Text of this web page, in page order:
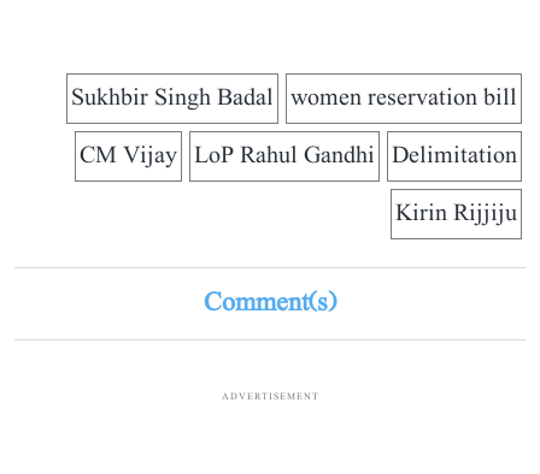
women reservation bill
Sukhbir Singh Badal
Delimitation
LoP Rahul Gandhi
CM Vijay
Kirin Rijjiju
Comment(s)
ADVERTISEMENT